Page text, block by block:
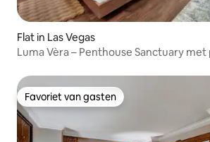
Flat in Las Vegas
Luma Vèra – Penthouse Sanctuary
Favoriet van gasten
Favoriet van gasten